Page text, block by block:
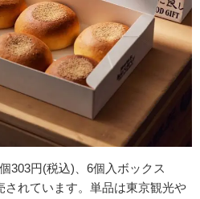
303円(税込)、6個入ボックス
されています。単品は東京観光や